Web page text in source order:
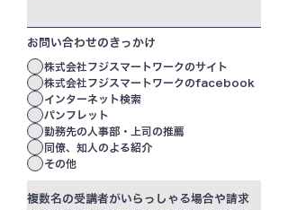
お問い合わせのきっかけ
株式会社フジスマートワークのサイト
株式会社フジスマートワークのfacebook
インターネット検索
パンフレット
勤務先の人事部・上司の推薦
同僚、知人のよる紹介
その他